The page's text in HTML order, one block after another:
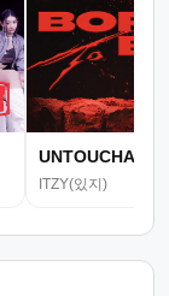
UNTOUCHABLE
ITZY(있지)